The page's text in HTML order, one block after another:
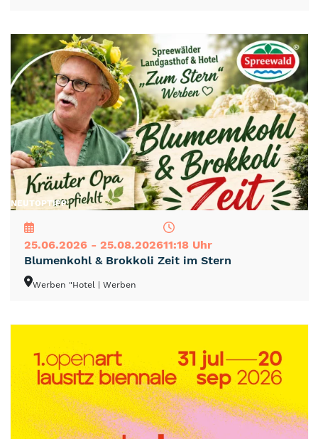
NEUTOPTIPP
25.06.2026 - 25.08.202611:18 Uhr
Blumenkohl & Brokkoli Zeit im Stern
Werben "Hotel | Werben